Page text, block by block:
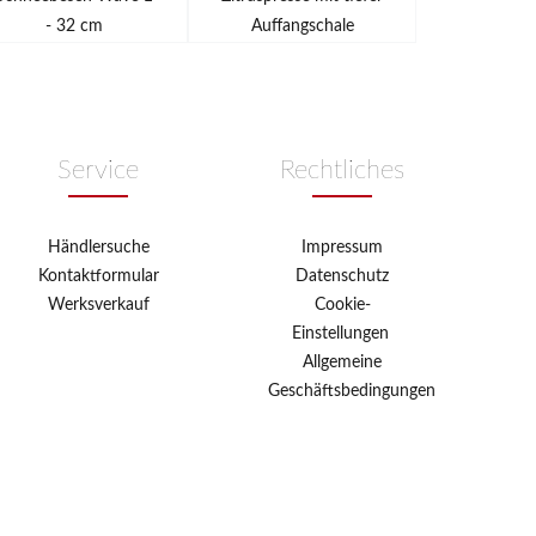
- 32 cm
Auffangschale
Rechtliches
Impressum
Datenschutz
Cookie-
Einstellungen
Allgemeine
Geschäftsbedingungen
Service
Händlersuche
Kontaktformular
Werksverkauf